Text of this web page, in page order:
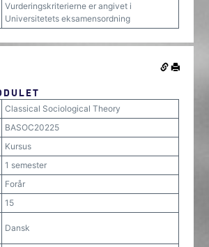
Vurderingskriterierne er angivet i
Universitetets eksamensordning
Classical Sociological Theory
BASOC20225
Kursus
1 semester
Forår
15
Dansk